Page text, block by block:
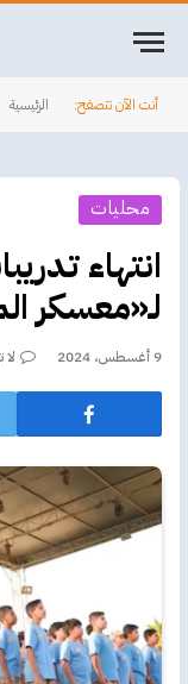
أنت الآن تتصفح: الرئيسية
محليات
‏انتهاء
لـ«معسكر
9 أغسطس، 2024